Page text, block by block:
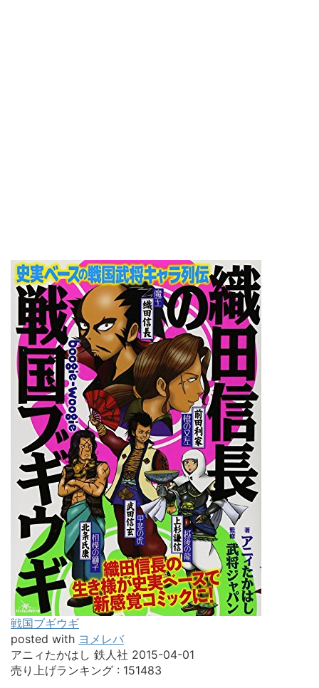
戦国ブギウギ
posted with ヨメレバ
アニィたかはし 鉄人社 2015-04-01
売り上げランキング : 151483